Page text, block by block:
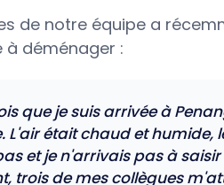
de notre équipe a
à déménager :
que je suis arrivée à
L'air était chaud et
et je n'arrivais pas à
trois de mes collègues